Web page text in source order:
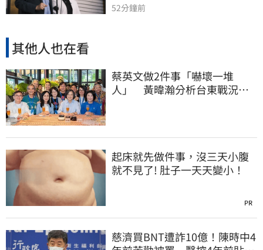
52分鐘前
其他人也在看
蔡英文做2件事「嚇壞一堆
人」 黃暐瀚分析台東戰況：
起床就先做件事，沒三天小腹
就不見了! 肚子一天天變小！
PR
慈濟買BNT遭詐10億！陳時中4